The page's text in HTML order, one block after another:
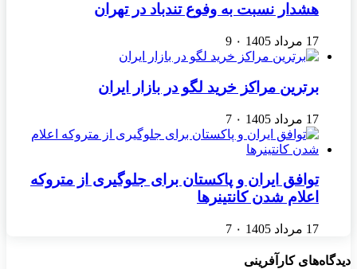
هشدار نسبت به وفوع تندباد در تهران
17 مرداد 1405 ۰ 9
برترین مراکز خرید لگو در بازار ایران
17 مرداد 1405 ۰ 7
توافق ایران و پاکستان برای جلوگیری از متروکه
اعلام شدن کانتینرها
17 مرداد 1405 ۰ 7
دیدگاه‌های کارآفرینی